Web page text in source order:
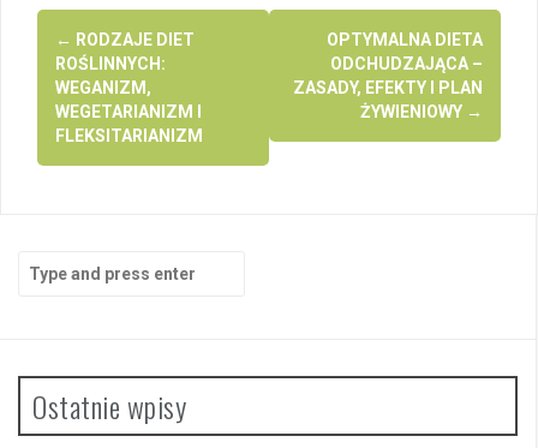
Post
navigation
← RODZAJE DIET
ROŚLINNYCH:
WEGANIZM,
WEGETARIANIZM I
FLEKSITARIANIZM
OPTYMALNA DIETA
ODCHUDZAJĄCA –
ZASADY, EFEKTY I PLAN
ŻYWIENIOWY →
Search
for:
Ostatnie wpisy